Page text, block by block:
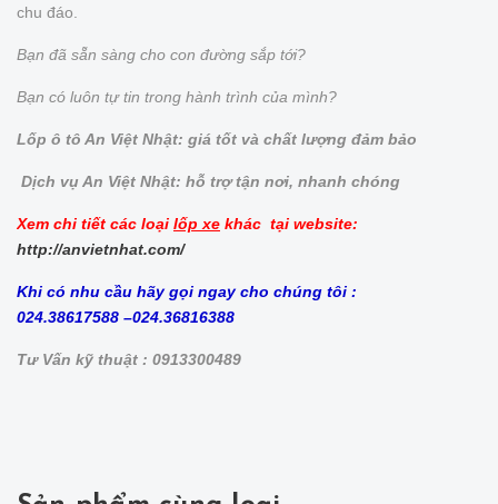
chu đáo.
Bạn đã sẵn sàng cho con đường sắp tới?
Bạn có luôn tự tin trong hành trình của mình?
Lốp ô tô An Việt Nhật: giá tốt và chất lượng đảm bảo
Dịch vụ An Việt Nhật: hỗ trợ tận nơi, nhanh chóng
Xem chi tiết các loại lốp xe khác tại website:
http://anvietnhat.com/
Khi có nhu cầu hãy gọi ngay cho chúng tôi :
024.38617588 –024.36816388
Tư Vấn kỹ thuật : 0913300489